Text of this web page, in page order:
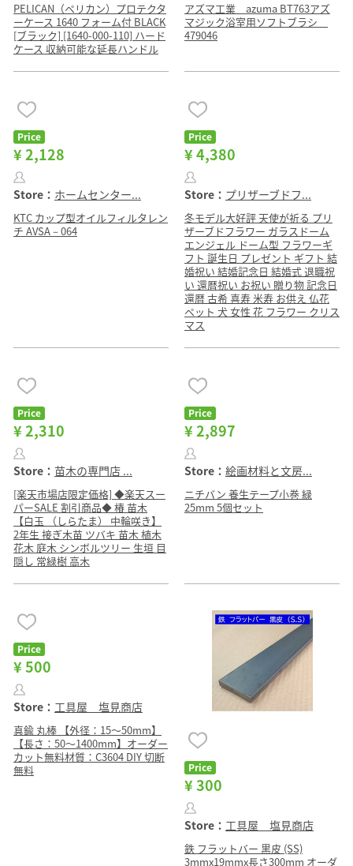
PELICAN（ペリカン）プロテクタ
ーケース 1640 フォーム付 BLACK
[ブラック] [1640-000-110] ハード
ケース 収納可能な延長ハンドル
アズマ工業 azuma BT763アズ
マジック浴室用ソフトブラシ
479046
Price
¥ 2,128
Store： ホームセンター...
KTC カップ型オイルフィルタレン
チ AVSA－064
Price
¥ 4,380
Store： プリザーブドフ...
冬モデル大好評 天使が祈る プリ
ザーブドフラワー ガラスドーム
エンジェル ドーム型 フラワーギ
フト 誕生日 プレゼント ギフト 結
婚祝い 結婚記念日 結婚式 退職祝
い 還暦祝い お祝い 贈り物 記念日
還暦 古希 喜寿 米寿 お供え 仏花
ペット 犬 女性 花 フラワー クリス
マス
Price
¥ 2,310
Store： 苗木の専門店 ...
[楽天市場店限定価格] ◆楽天スー
パーSALE 割引商品◆ 椿 苗木
【白玉 （しらたま） 中輪咲き】
2年生 接ぎ木苗 ツバキ 苗木 植木
花木 庭木 シンボルツリー 生垣 目
隠し 常緑樹 高木
Price
¥ 2,897
Store： 絵画材料と文房...
ニチバン 養生テープ小巻 緑
25mm 5個セット
Price
¥ 500
Store： 工具屋 塩見商店
真鍮 丸棒 【外径：15〜50mm】
【長さ：50〜1400mm】オーダー
カット無料材質：C3604 DIY 切断
無料
Price
¥ 300
Store： 工具屋 塩見商店
鉄 フラットバー 黒皮 (SS)
3mmx19mmx長さ300mm オーダ